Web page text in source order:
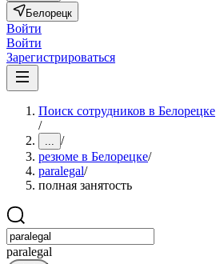
Белорецк
Войти
Войти
Зарегистрироваться
Поиск сотрудников в Белорецке
/
... /
резюме в Белорецке/
paralegal/
полная занятость
paralegal